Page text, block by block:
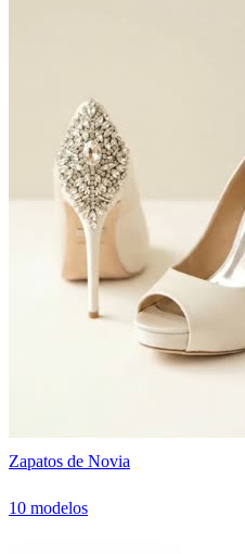
Zapatos de Novia
10 modelos